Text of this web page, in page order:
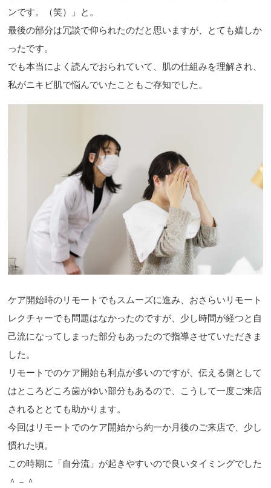
ンです。（笑）」と。
最後の部分は冗談で仰られたのだと思いますが、とても嬉しか
ったです。
でも本当によく読んでおられていて、肌の仕組みを理解され、
私がニキビ肌で悩んでいたこともご存知でした。
ケア開始時のリモートでもスムーズに進み、おさらいリモート
レクチャーでも問題はなかったのですが、少し時間が経つと自
己流になってしまった部分もあったので指導させていただきま
した。
リモートでのケア開始も利点が多いのですが、伝える側として
はところどころ歯がゆい部分もあるので、こうして一度ご来店
されるととても助かります。
今回はリモートでのケア開始から約一か月後のご来店で、少し
慣れた頃。
この時期に「自分流」が起きやすいので良いタイミングでした
＾－＾